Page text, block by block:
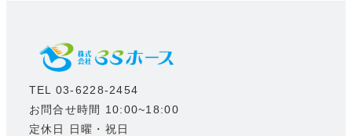
TEL 03-6228-2454
お問合せ時間 10:00~18:00
定休日 日曜・祝日